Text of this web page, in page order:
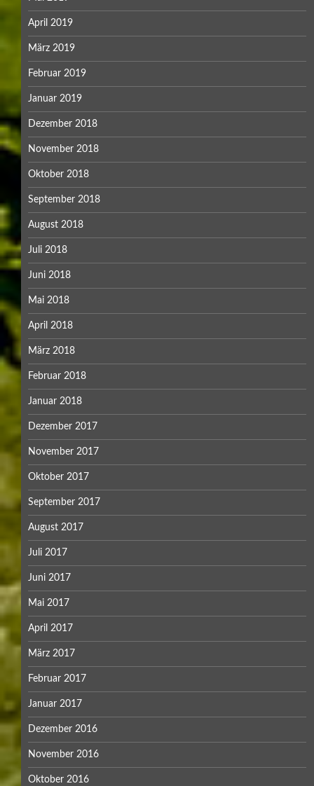
April 2019
März 2019
Februar 2019
Januar 2019
Dezember 2018
November 2018
Oktober 2018
September 2018
August 2018
Juli 2018
Juni 2018
Mai 2018
April 2018
März 2018
Februar 2018
Januar 2018
Dezember 2017
November 2017
Oktober 2017
September 2017
August 2017
Juli 2017
Juni 2017
Mai 2017
April 2017
März 2017
Februar 2017
Januar 2017
Dezember 2016
November 2016
Oktober 2016